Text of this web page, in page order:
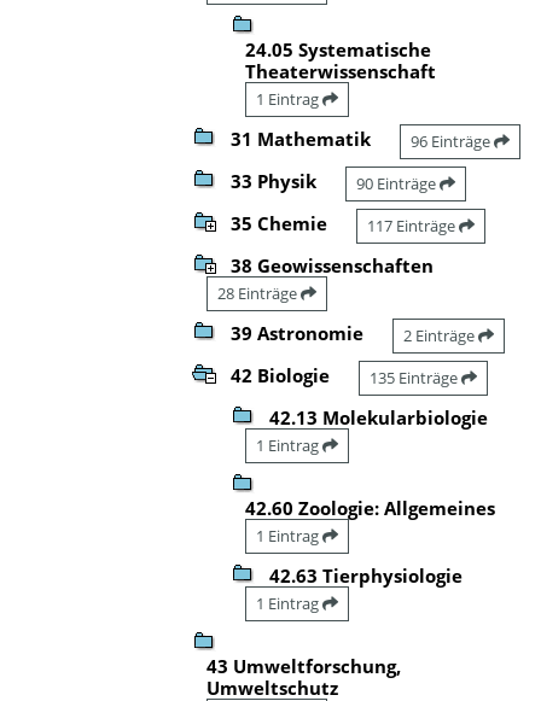
24.05 Systematische
Theaterwissenschaft
1 Eintrag
31 Mathematik 96 Einträge
33 Physik 90 Einträge
35 Chemie 117 Einträge
38 Geowissenschaften
28 Einträge
39 Astronomie 2 Einträge
42 Biologie 135 Einträge
42.13 Molekularbiologie
1 Eintrag
42.60 Zoologie: Allgemeines
1 Eintrag
42.63 Tierphysiologie
1 Eintrag
43 Umweltforschung,
Umweltschutz